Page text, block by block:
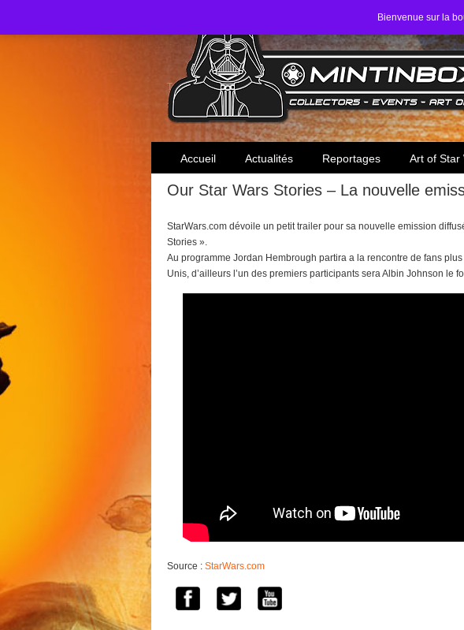
Bienvenue sur la
Toute l'actualité des collectionneurs Star Wars
Accueil Actualités Reportages Art of Star
Our Star Wars Stories – La nouvelle
StarWars.com dévoile un petit trailer pour sa nouvelle emission
Stories ».
Au programme Jordan Hembrough partira a la rencontre de fans
Unis, d’ailleurs l’un des premiers participants sera Albin Johnson le
Source : StarWars.com